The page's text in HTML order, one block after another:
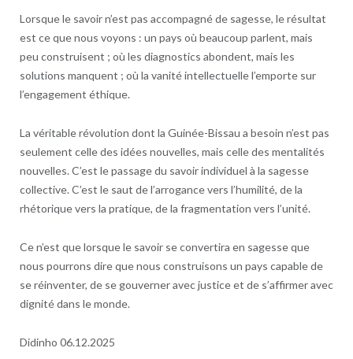
Lorsque le savoir n’est pas accompagné de sagesse, le résultat
est ce que nous voyons : un pays où beaucoup parlent, mais
peu construisent ; où les diagnostics abondent, mais les
solutions manquent ; où la vanité intellectuelle l’emporte sur
l’engagement éthique.
La véritable révolution dont la Guinée-Bissau a besoin n’est pas
seulement celle des idées nouvelles, mais celle des mentalités
nouvelles. C’est le passage du savoir individuel à la sagesse
collective. C’est le saut de l’arrogance vers l’humilité, de la
rhétorique vers la pratique, de la fragmentation vers l’unité.
Ce n’est que lorsque le savoir se convertira en sagesse que
nous pourrons dire que nous construisons un pays capable de
se réinventer, de se gouverner avec justice et de s’affirmer avec
dignité dans le monde.
Didinho 06.12.2025